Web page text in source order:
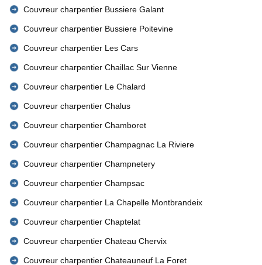
Couvreur charpentier Bussiere Galant
Couvreur charpentier Bussiere Poitevine
Couvreur charpentier Les Cars
Couvreur charpentier Chaillac Sur Vienne
Couvreur charpentier Le Chalard
Couvreur charpentier Chalus
Couvreur charpentier Chamboret
Couvreur charpentier Champagnac La Riviere
Couvreur charpentier Champnetery
Couvreur charpentier Champsac
Couvreur charpentier La Chapelle Montbrandeix
Couvreur charpentier Chaptelat
Couvreur charpentier Chateau Chervix
Couvreur charpentier Chateauneuf La Foret